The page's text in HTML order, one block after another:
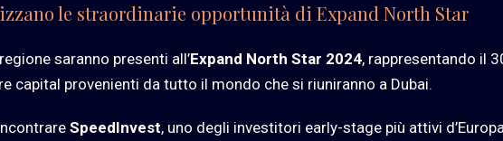
le straordinarie opportunità di Expand North Star
saranno presenti all’Expand North Star 2024, rappresentando il
capital provenienti da tutto il mondo che si riuniranno a Dubai.
SpeedInvest, uno degli investitori early-stage più attivi